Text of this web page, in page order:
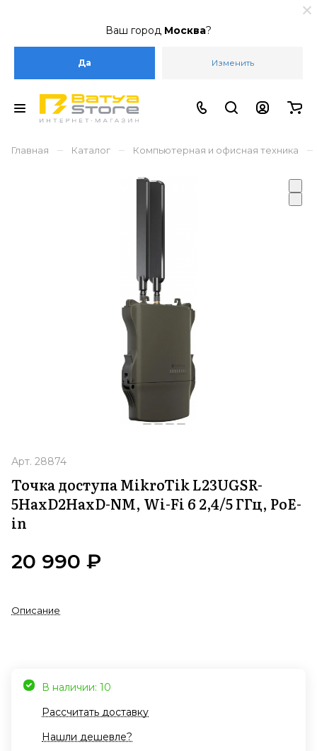
Ваш город Москва?
Да Изменить
Главная – Каталог – Компьютерная и офисная техника –
Арт. 28874
Точка доступа MikroTik L23UGSR-
5HaxD2HaxD-NM, Wi-Fi 6 2,4/5 ГГц, PoE-
in
20 990 ₽
Описание
В наличии: 10
Рассчитать доставку
Нашли дешевле?